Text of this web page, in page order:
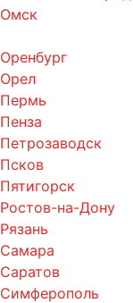
Омск
Оренбург
Орел
Пермь
Пенза
Петрозаводск
Псков
Пятигорск
Ростов-на-Дону
Рязань
Самара
Саратов
Симферополь